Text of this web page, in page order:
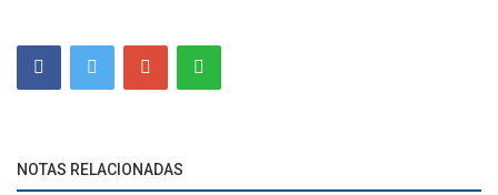
NOTAS RELACIONADAS